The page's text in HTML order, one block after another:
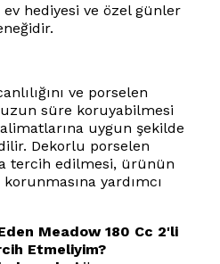
ev hediyesi ve özel günler
ve porselen
uzun süre koruyabilmesi
uygun şekilde
Dekorlu porselen
tercih edilmesi, ürünün
yardımcı
Meadow 180 Cc 2'li
Etmeliyim?